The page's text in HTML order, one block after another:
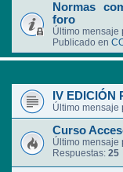
Normas
foro
Último mensaje
Publicado en
IV EDICIÓN
Último mensaje
Curso
Último mensaje
Respuestas: 25